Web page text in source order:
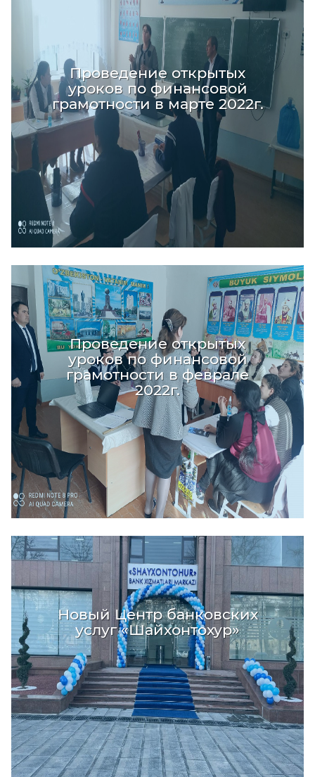
Проведение открытых
уроков по финансовой
грамотности в марте 2022г.
Проведение открытых
уроков по финансовой
грамотности в феврале
2022г.
Новый Центр банковских
услуг «Шайхонтохур»